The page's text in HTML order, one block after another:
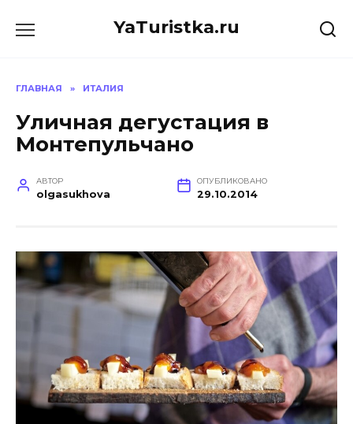
YaTuristka.ru
ГЛАВНАЯ » ИТАЛИЯ
Уличная дегустация в
Монтепульчано
АВТОР
olgasukhova
ОПУБЛИКОВАНО
29.10.2014